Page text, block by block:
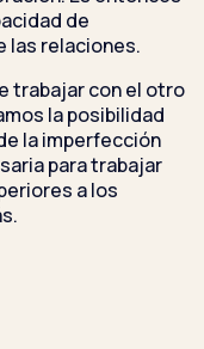
de
las relaciones.
trabajar con el otro
la posibilidad
la imperfección
para trabajar
a los